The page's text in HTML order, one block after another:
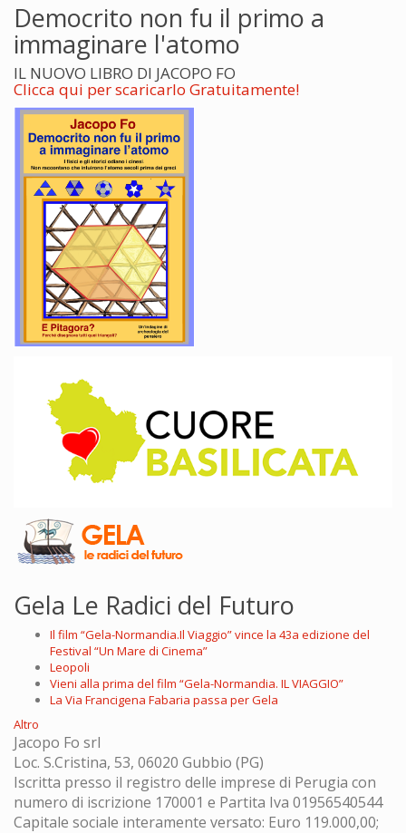
Democrito non fu il primo a
immaginare l'atomo
IL NUOVO LIBRO DI JACOPO FO
Clicca qui per scaricarlo Gratuitamente!
Gela Le Radici del Futuro
Il film “Gela-Normandia.Il Viaggio” vince la 43a edizione del
Festival “Un Mare di Cinema”
Leopoli
Vieni alla prima del film “Gela-Normandia. IL VIAGGIO”
La Via Francigena Fabaria passa per Gela
Altro
Jacopo Fo srl
Loc. S.Cristina, 53, 06020 Gubbio (PG)
Iscritta presso il registro delle imprese di Perugia con
numero di iscrizione 170001 e Partita Iva 01956540544
Capitale sociale interamente versato: Euro 119.000,00;